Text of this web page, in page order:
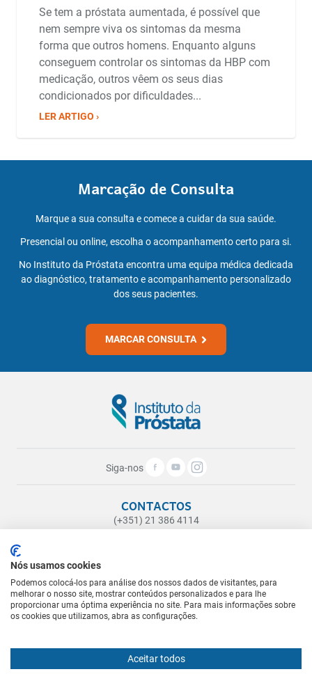
Se tem a próstata aumentada, é possível que
nem sempre viva os sintomas da mesma
forma que outros homens. Enquanto alguns
conseguem controlar os sintomas da HBP com
medicação, outros vêem os seus dias
condicionados por dificuldades...
LER ARTIGO ›
Marcação de Consulta
Marque a sua consulta e comece a cuidar da sua saúde.
Presencial ou online, escolha o acompanhamento certo para si.
No Instituto da Próstata encontra uma equipa médica dedicada
ao diagnóstico, tratamento e acompanhamento personalizado
dos seus pacientes.
MARCAR CONSULTA
Siga-nos
CONTACTOS
(+351) 21 386 4114
ONDE ESTAMOS
Rua Castilho, nº 71, 1º Esq.
1250-068 Lisboa
LINKS ÚTEIS
Pacientes Internacionais ou fora de Lisboa
Nós usamos cookies
Podemos colocá-los para análise dos nossos dados de visitantes, para
melhorar o nosso site, mostrar conteúdos personalizados e para lhe
proporcionar uma óptima experiência no site. Para mais informações sobre
os cookies que utilizamos, abra as configurações.
Aceitar todos